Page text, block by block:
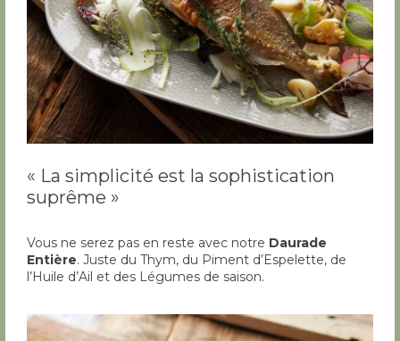
« La simplicité est la sophistication
suprême »
Vous ne serez pas en reste avec notre Daurade
Entière. Juste du Thym, du Piment d’Espelette, de
l’Huile d’Ail et des Légumes de saison.